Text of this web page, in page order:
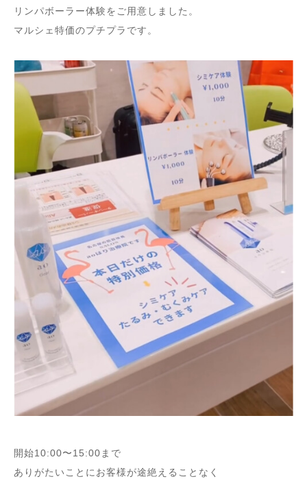
リンパボーラー体験をご用意しました。
マルシェ特価のプチプラです。
開始10:00〜15:00まで
ありがたいことにお客様が途絶えることなく